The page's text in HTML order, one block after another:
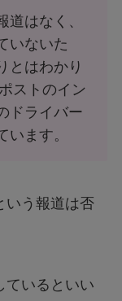
はなく、
いないた
とはわかり
ストのイン
ドライバー
ます。
いう報道は否
ているといい